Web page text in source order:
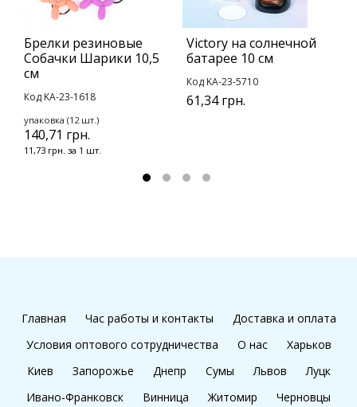
Брелки резиновые
Собачки Шарики 10,5
см
Код KA-23-1618
упаковка (12 шт.)
140,71 грн.
11,73 грн. за 1 шт.
Victory на солнечной
батарее 10 см
Код KA-23-5710
61,34 грн.
Главная Час работы и контакты
Доставка и оплата
Условия оптового сотрудничества
О нас
Харьков
Киев
Запорожье Днепр Сумы Львов
Луцк
Ивано-Франковск
Винница Житомир Черновцы